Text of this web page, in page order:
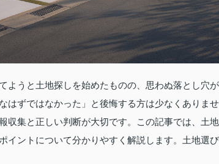
ようと土地探しを始めたものの、思わぬ落とし穴
はずではなかった」と後悔する方は少なくありま
収集と正しい判断が大切です。この記事では、土
イントについて分かりやすく解説します。土地選